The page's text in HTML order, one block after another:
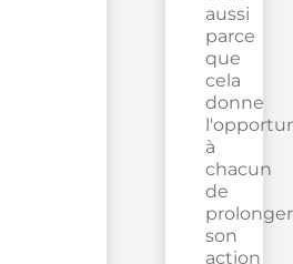
aussi
parce
que
cela
donne
à
chacun
de
prolonger
son
action